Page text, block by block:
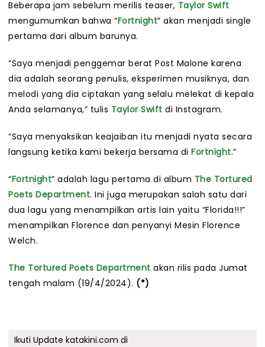
Beberapa jam sebelum merilis teaser, Taylor Swift
mengumumkan bahwa “Fortnight” akan menjadi single
pertama dari album barunya.
“Saya menjadi penggemar berat Post Malone karena
dia adalah seorang penulis, eksperimen musiknya, dan
melodi yang dia ciptakan yang selalu melekat di kepala
Anda selamanya,” tulis Taylor Swift di Instagram.
“Saya menyaksikan keajaiban itu menjadi nyata secara
langsung ketika kami bekerja bersama di Fortnight.”
“Fortnight” adalah lagu pertama di album The Tortured
Poets Department. Ini juga merupakan salah satu dari
dua lagu yang menampilkan artis lain yaitu “Florida!!!”
menampilkan Florence dan penyanyi Mesin Florence
Welch.
The Tortured Poets Department akan rilis pada Jumat
tengah malam (19/4/2024). (*)
Ikuti Update katakini.com di